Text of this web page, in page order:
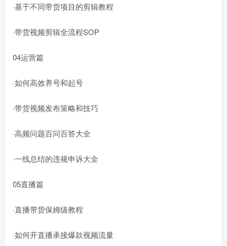
·基于不同带货项目的剪辑教程
·带货视频剪辑全流程SOP
04运营篇
·如何高效养号和起号
·带货视频发布策略和技巧
·高频问题百问百答大全
·一线总结的违规申诉大全
05直播篇
·直播带货保姆级教程
·如何开直播承接爆款视频流量